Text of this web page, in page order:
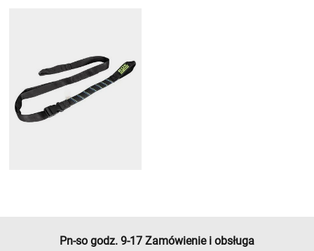
Pn-so godz. 9-17 Zamówienie i obsługa